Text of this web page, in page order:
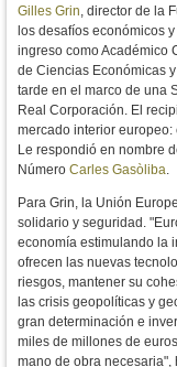
Gilles Grin, director de la
los desafíos económicos
ingreso como Académico
de Ciencias Económicas
tarde en el marco de una
Real Corporación. El
mercado interior
Le respondió en nombre
Número Carles Gasòliba.
Para Grin, la Unión
solidario y seguridad.
economía estimulando la
ofrecen las nuevas
riesgos, mantener su
las crisis geopolíticas y
gran determinación e
miles de millones de
mano de obra necesaria",